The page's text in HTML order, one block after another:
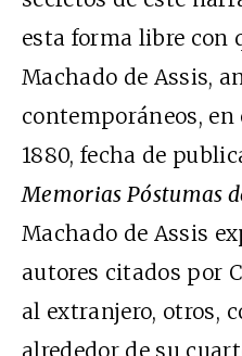
esta forma libre con
Machado de Assis,
contemporáneos, en
1880, fecha de
Memorias Póstumas
Machado de Assis
autores citados por
al extranjero, otros,
alrededor de su